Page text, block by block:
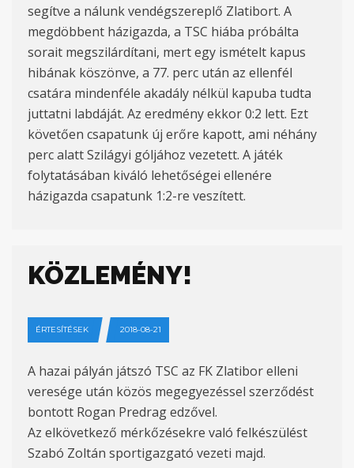
segítve a nálunk vendégszereplő Zlatibort. A
megdöbbent házigazda, a TSC hiába próbálta
sorait megszilárdítani, mert egy ismételt kapus
hibának köszönve, a 77. perc után az ellenfél
csatára mindenféle akadály nélkül kapuba tudta
juttatni labdáját. Az eredmény ekkor 0:2 lett. Ezt
követően csapatunk új erőre kapott, ami néhány
perc alatt Szilágyi góljához vezetett. A játék
folytatásában kiváló lehetőségei ellenére
házigazda csapatunk 1:2-re veszített.
KÖZLEMÉNY!
ÉRTESÍTÉSEK 2018-08-21
A hazai pályán játszó TSC az FK Zlatibor elleni
veresége után közös megegyezéssel szerződést
bontott Rogan Predrag edzővel.
Az elkövetkező mérkőzésekre való felkészülést
Szabó Zoltán sportigazgató vezeti majd.